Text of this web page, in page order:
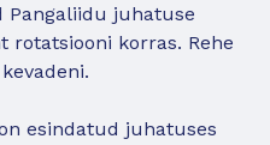
Pangaliidu juhatuse
rotatsiooni korras. Rehe
esindatud juhatuses